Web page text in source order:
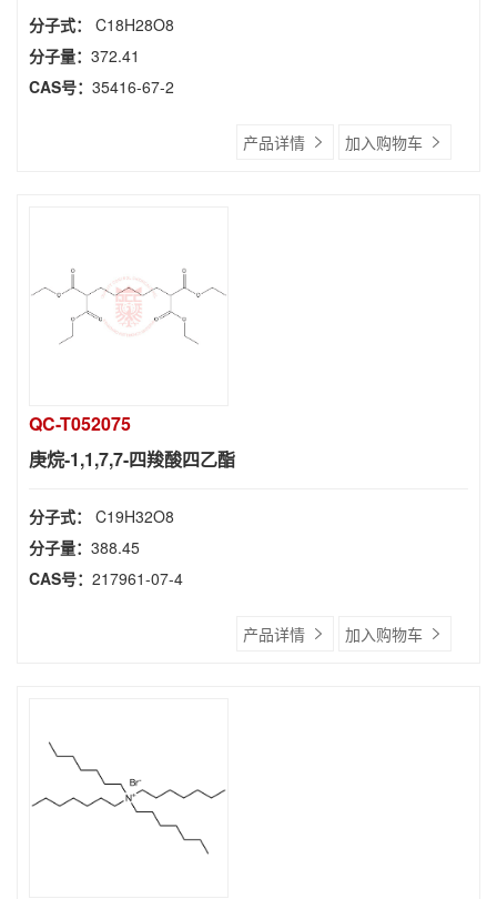
分子式： C18H28O8
分子量： 372.41
CAS号： 35416-67-2
产品详情 加入购物车
QC-T052075
庚烷-1,1,7,7-四羧酸四乙酯
分子式： C19H32O8
分子量： 388.45
CAS号： 217961-07-4
产品详情 加入购物车